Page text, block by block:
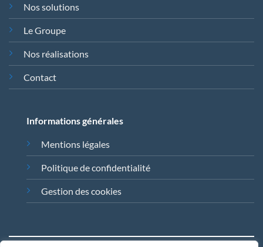
Nos solutions
Le Groupe
Nos réalisations
Contact
Informations générales
Mentions légales
Politique de confidentialité
Gestion des cookies